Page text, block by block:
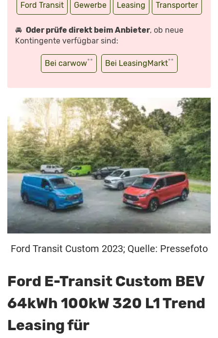
Ford Transit Gewerbe Leasing Transporter
🚘 Oder prüfe direkt beim Anbieter, ob neue
Kontingente verfügbar sind:
Bei carwow** Bei LeasingMarkt**
Ford Transit Custom 2023; Quelle: Pressefoto
Ford E-Transit Custom BEV
64kWh 100kW 320 L1 Trend
Leasing für